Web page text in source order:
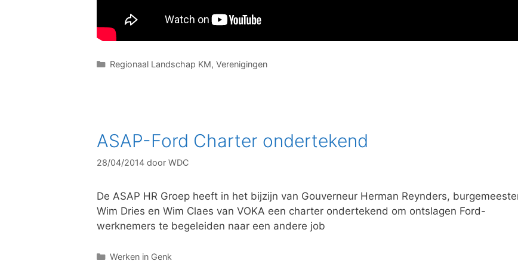
C
r
e
Regionaal Landschap KM, Verenigingen
ASAP-Ford Charter ondertekend
28/04/2014 door WDC
De ASAP HR Groep heeft in het bijzijn van Gouverneur Herman Reynders,
Wim Dries en Wim Claes van VOKA een charter ondertekend om ontslagen Ford-
werknemers te begeleiden naar een andere job
C
Werken in Genk